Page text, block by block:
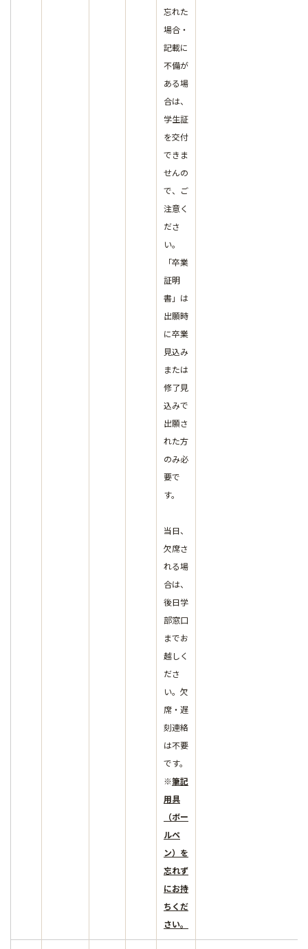
忘れた
場合・
記載に
不備が
ある場
合は、
学生証
を交付
できま
せんの
で、ご
注意く
ださ
い。
「卒業
証明
書」は
出願時
に卒業
見込み
または
修了見
込みで
出願さ
れた方
のみ必
要で
す。
当日、
欠席さ
れる場
合は、
後日学
部窓口
までお
越しく
ださ
い。欠
席・遅
刻連絡
は不要
です。
※筆記
用具
（ボー
ルペ
ン）を
忘れず
にお持
ちくだ
さい。